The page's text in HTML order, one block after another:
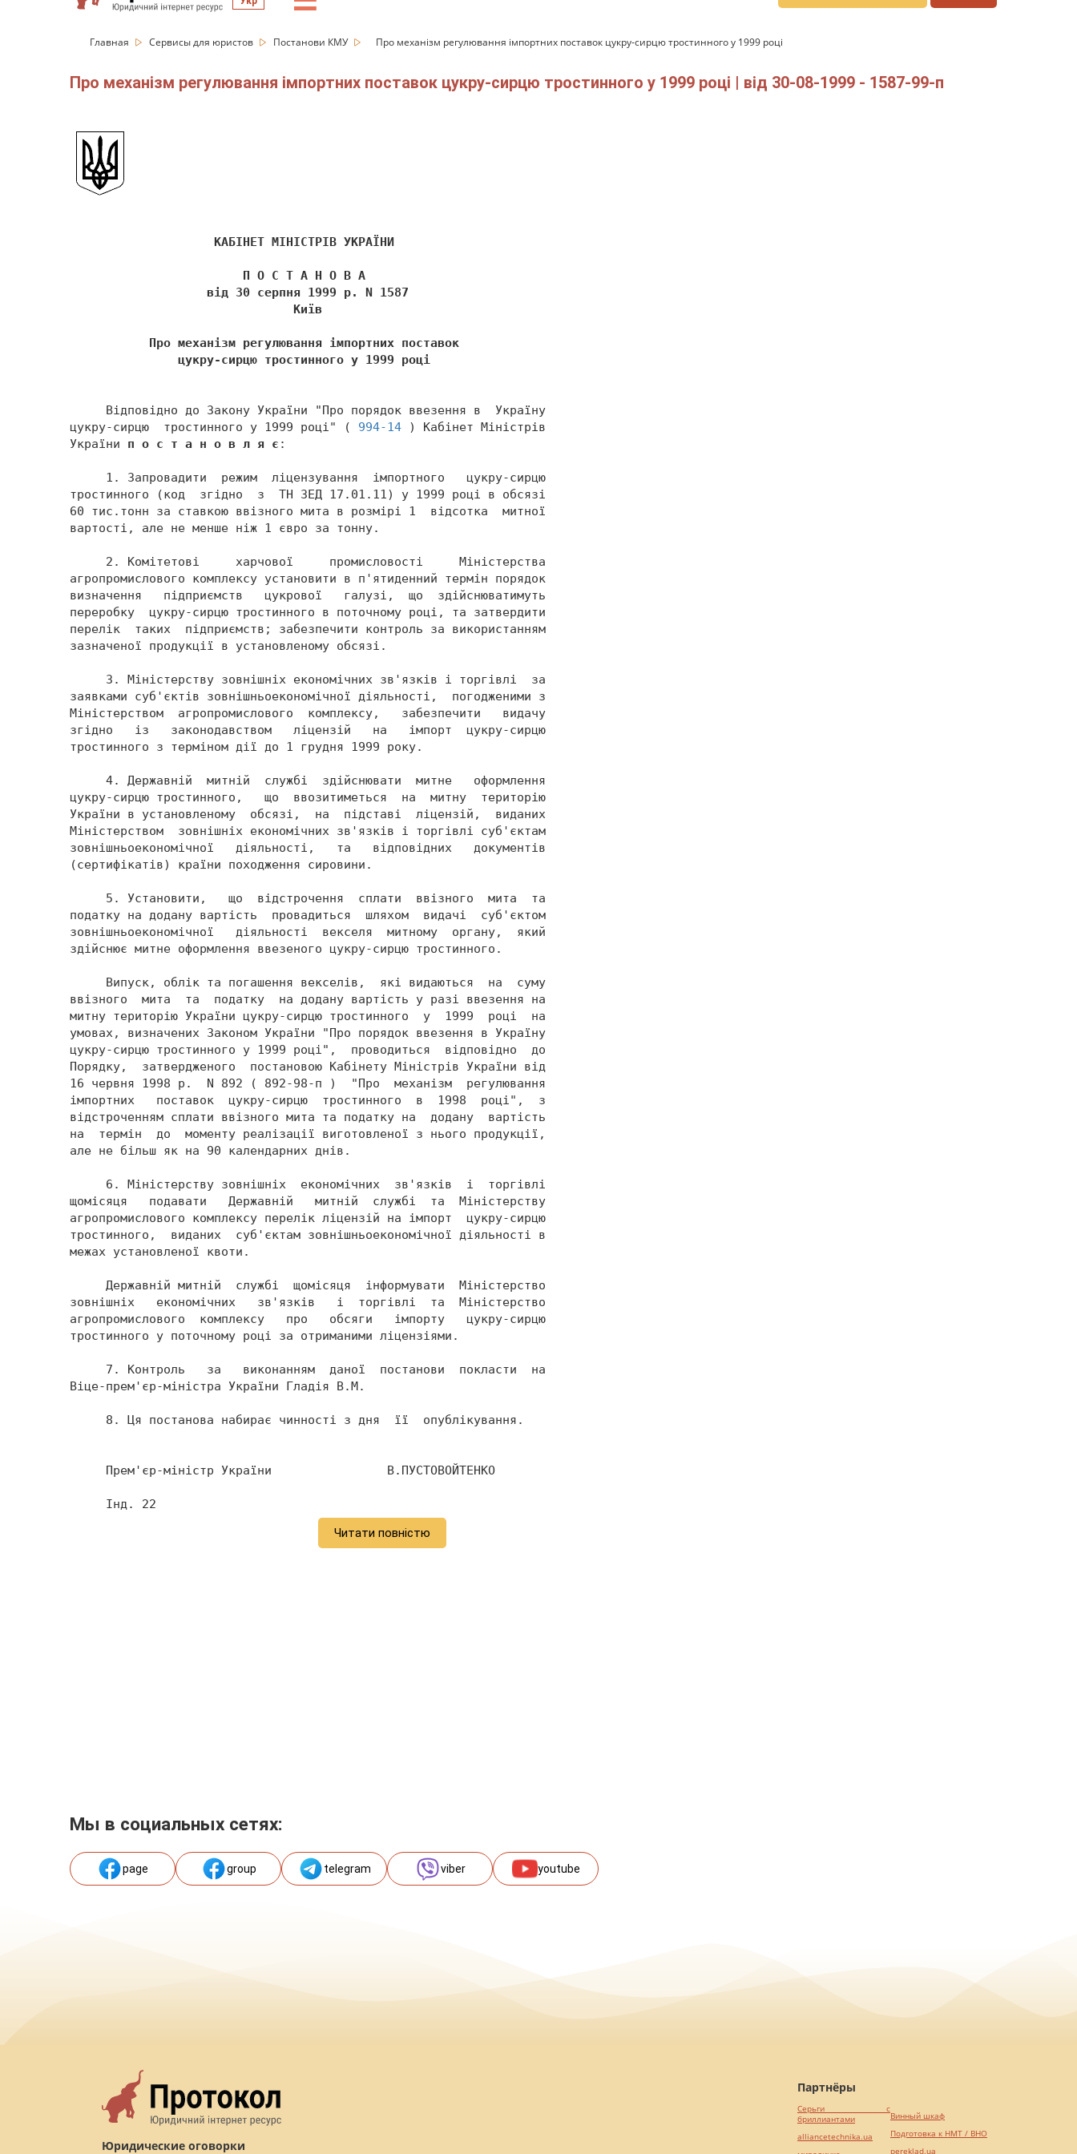
Главная Сервисы для юристов Постанови КМУ Про механізм регулювання імпортних поставок цукру-сирцю тростинного у 1999 році
Про механізм регулювання імпортних поставок цукру-сирцю тростинного у 1999 році | від 30-08-1999 - 1587-99-п
                    КАБІНЕТ МІНІСТРІВ УКРАЇНИ
                        П О С Т А Н О В А
                   від 30 серпня 1999 р. N 1587
                               Київ
           Про механізм регулювання імпортних поставок
               цукру-сирцю тростинного у 1999 році
     Відповідно до Закону України "Про порядок ввезення в  Україну
цукру-сирцю  тростинного у 1999 році" ( 994-14 ) Кабінет Міністрів
України п о с т а н о в л я є :
     1. Запровадити  режим  ліцензування  імпортного   цукру-сирцю
тростинного (код  згідно  з  ТН ЗЕД 17.01.11) у 1999 році в обсязі
60 тис.тонн за ставкою ввізного мита в розмірі 1  відсотка  митної
вартості, але не менше ніж 1 євро за тонну.
     2. Комітетові     харчової     промисловості     Міністерства
агропромислового комплексу установити в п'ятиденний термін порядок
визначення   підприємств   цукрової   галузі,  що  здійснюватимуть
переробку  цукру-сирцю тростинного в поточному році, та затвердити
перелік  таких  підприємств; забезпечити контроль за використанням
зазначеної продукції в установленому обсязі.
     3. Міністерству зовнішніх економічних зв'язків і торгівлі  за
заявками суб'єктів зовнішньоекономічної діяльності,  погодженими з
Міністерством  агропромислового  комплексу,   забезпечити   видачу
згідно   із   законодавством   ліцензій   на   імпорт  цукру-сирцю
тростинного з терміном дії до 1 грудня 1999 року.
     4. Державній  митній  службі  здійснювати  митне   оформлення
цукру-сирцю тростинного,   що  ввозитиметься  на  митну  територію
України в установленому  обсязі,  на  підставі  ліцензій,  виданих
Міністерством  зовнішніх економічних зв'язків і торгівлі суб'єктам
зовнішньоекономічної   діяльності,   та   відповідних   документів
(сертифікатів) країни походження сировини.
     5. Установити,   що  відстрочення  сплати  ввізного  мита  та
податку на додану вартість  провадиться  шляхом  видачі  суб'єктом
зовнішньоекономічної   діяльності  векселя  митному  органу,  який
здійснює митне оформлення ввезеного цукру-сирцю тростинного.
     Випуск, облік та погашення векселів,  які видаються  на  суму
ввізного  мита  та  податку  на додану вартість у разі ввезення на
митну територію України цукру-сирцю тростинного  у  1999  році  на
умовах, визначених Законом України "Про порядок ввезення в Україну
цукру-сирцю тростинного у 1999 році",  проводиться  відповідно  до
Порядку,  затвердженого  постановою Кабінету Міністрів України від
16 червня 1998 р.  N 892 ( 892-98-п )  "Про  механізм  регулювання
імпортних   поставок  цукру-сирцю  тростинного  в  1998  році",  з
відстроченням сплати ввізного мита та податку на  додану  вартість
на  термін  до  моменту реалізації виготовленої з нього продукції,
але не більш як на 90 календарних днів.
     6. Міністерству зовнішніх  економічних  зв'язків  і  торгівлі
щомісяця   подавати   Державній   митній  службі  та  Міністерству
агропромислового комплексу перелік ліцензій на імпорт  цукру-сирцю
тростинного,  виданих  суб'єктам зовнішньоекономічної діяльності в
межах установленої квоти.
     Державній митній  службі  щомісяця  інформувати  Міністерство
зовнішніх   економічних   зв'язків   і  торгівлі  та  Міністерство
агропромислового  комплексу   про   обсяги   імпорту   цукру-сирцю
тростинного у поточному році за отриманими ліцензіями.
     7. Контроль   за   виконанням  даної  постанови  покласти  на
Віце-прем'єр-міністра України Гладія В.М.
     8. Ця постанова набирає чинності з дня  її  опублікування.
     Прем'єр-міністр України                В.ПУСТОВОЙТЕНКО
     Інд. 22
Читати повністю
Мы в социальных сетях:
page group telegram viber youtube
Юридические оговорки
Партнёры
Серьги с
бриллиантами
alliancetechnika.ua
Винный шкаф
Подготовка к НМТ / ВНО
pereklad.ua